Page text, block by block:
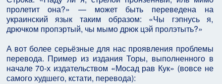
пролетит она?» — может быть переведена на
украинский язык таким образом: «Чы гэпнусь я,
дрючком пропэртый, чы мымо дрюк цэй пролэтыть?»
А вот более серьёзные для нас проявления проблемы
перевода. Пример из издания Торы, выполненного в
начале 70-х издательством «Мосад рав Кук» (вовсе не
самого худшего, кстати, перевода):